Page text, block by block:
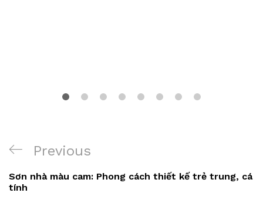
Điều
hướng
bài
Previous
Post
Previous
Sơn nhà màu cam: Phong cách thiết kế trẻ trung, cá
tính